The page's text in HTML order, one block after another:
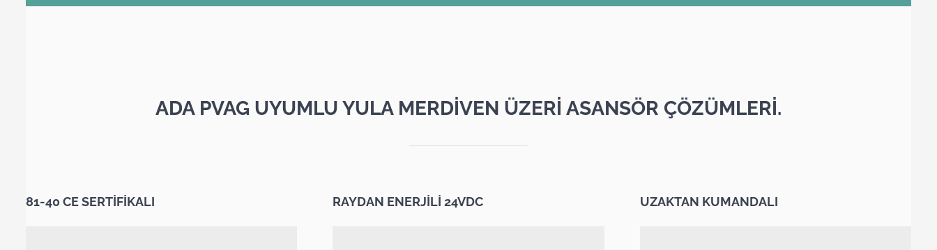
ADA PVAG UYUMLU YULA MERDİVEN ÜZERİ ASANSÖR ÇÖZÜMLERİ.
81-40 CE SERTİFİKALI RAYDAN ENERJİLİ 24VDC UZAKTAN KUMANDALI